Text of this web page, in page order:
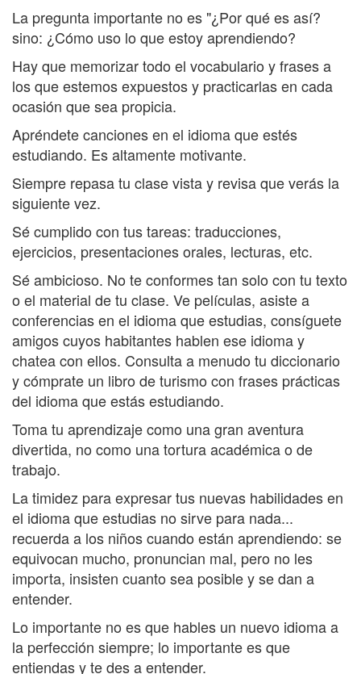
La pregunta importante no es "¿Por qué es así?
sino: ¿Cómo uso lo que estoy aprendiendo?
Hay que memorizar todo el vocabulario y frases a
los que estemos expuestos y practicarlas en cada
ocasión que sea propicia.
Apréndete canciones en el idioma que estés
estudiando. Es altamente motivante.
Siempre repasa tu clase vista y revisa que verás la
siguiente vez.
Sé cumplido con tus tareas: traducciones,
ejercicios, presentaciones orales, lecturas, etc.
Sé ambicioso. No te conformes tan solo con tu texto
o el material de tu clase. Ve películas, asiste a
conferencias en el idioma que estudias, consíguete
amigos cuyos habitantes hablen ese idioma y
chatea con ellos. Consulta a menudo tu diccionario
y cómprate un libro de turismo con frases prácticas
del idioma que estás estudiando.
Toma tu aprendizaje como una gran aventura
divertida, no como una tortura académica o de
trabajo.
La timidez para expresar tus nuevas habilidades en
el idioma que estudias no sirve para nada...
recuerda a los niños cuando están aprendiendo: se
equivocan mucho, pronuncian mal, pero no les
importa, insisten cuanto sea posible y se dan a
entender.
Lo importante no es que hables un nuevo idioma a
la perfección siempre; lo importante es que
entiendas y te des a entender.